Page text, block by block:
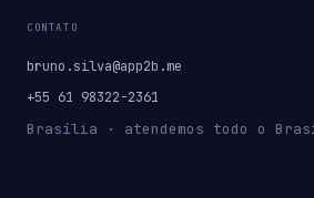
CONTATO
bruno.silva@app2b.me
+55 61 98322-2361
Brasília · atendemos todo o